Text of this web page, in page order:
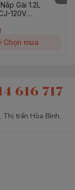
Gài 1.2L
120V
Chọn mua
616 717
Thị trấn Hòa Bình,